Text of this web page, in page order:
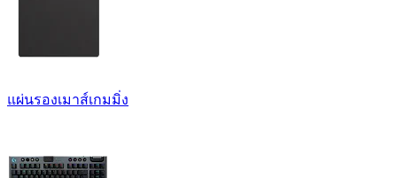
แผ่นรองเมาส์เกมมิ่ง